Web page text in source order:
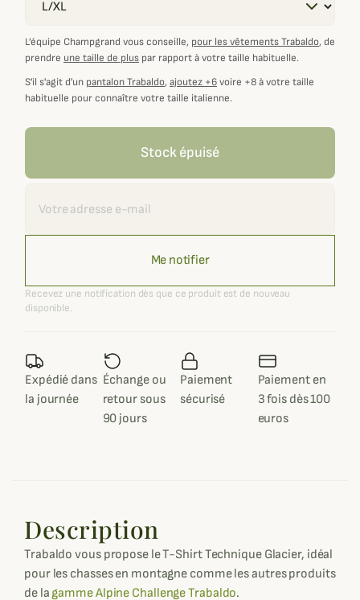
L’équipe Champgrand vous conseille, pour les vêtements Trabaldo, de
prendre une taille de plus par rapport à votre taille habituelle.
S'il s'agit d'un pantalon Trabaldo, ajoutez +6voire +8 à votre taille
habituelle pour connaître votre taille italienne.
Stock épuisé
Me notifier
Recevez une notification dès que ce produit est de nouveau
disponible.
Expédié dans
la journée
Échange ou
retour sous
90 jours
Paiement
sécurisé
Paiement en
3 fois dès 100
euros
Description
Trabaldo vous propose le T-Shirt Technique Glacier, idéal
pour les chasses en montagne comme les autres produits
de lagamme Alpine Challenge Trabaldo.